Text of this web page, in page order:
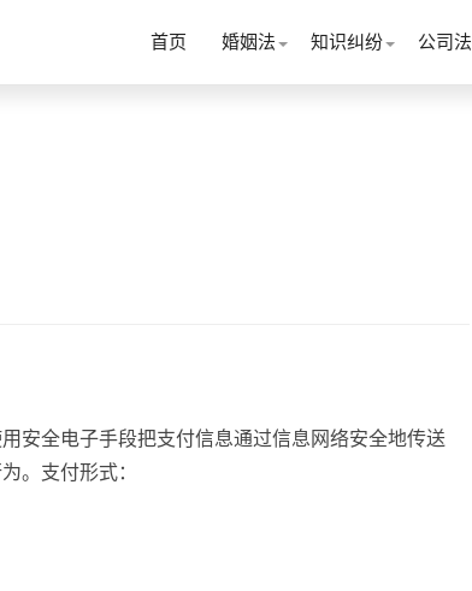
首页 婚姻法 知识纠纷 公司法
安全电子手段把支付信息通过信息网络安全地传送
。支付形式：